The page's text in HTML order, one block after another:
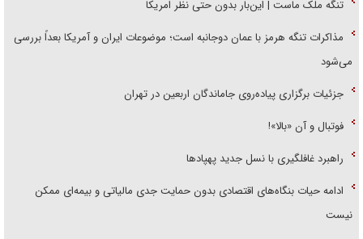
تنگه ملک ماست | این‌بار بدون حتی نظر امریکا
مذاکرات تنگه هرمز با عمان دوجانبه است؛ موضوعات ایران و آمریکا بعداً بررسی
می‌شود
جزئیات برگزاری پیاده‌روی جاماندگان اربعین در تهران
فوتبال و آن «بالا»!
راهبرد غافلگیری با نسل جدید پهپاد‌ها
ادامه حیات بنگاه‌های اقتصادی بدون حمایت جدی مالیاتی و بیمه‌ای ممکن
نیست